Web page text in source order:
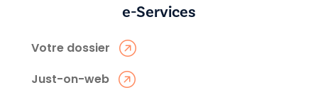
e-Services
Votre dossier
Just-on-web